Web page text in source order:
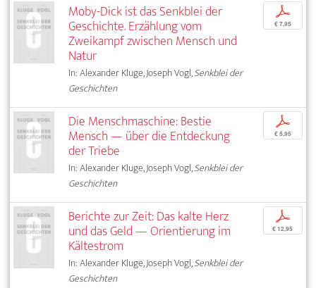
Moby-Dick ist das Senkblei der
Geschichte. Erzählung vom
Zweikampf zwischen Mensch und
Natur
In: Alexander Kluge, Joseph Vogl,Senkblei der
Geschichten
p
€ 7,95
Die Menschmaschine: Bestie
Mensch — über die Entdeckung
der Triebe
In: Alexander Kluge, Joseph Vogl,Senkblei der
Geschichten
p
€ 5,95
Berichte zur Zeit: Das kalte Herz
und das Geld — Orientierung im
Kältestrom
In: Alexander Kluge, Joseph Vogl,Senkblei der
Geschichten
p
€ 12,95